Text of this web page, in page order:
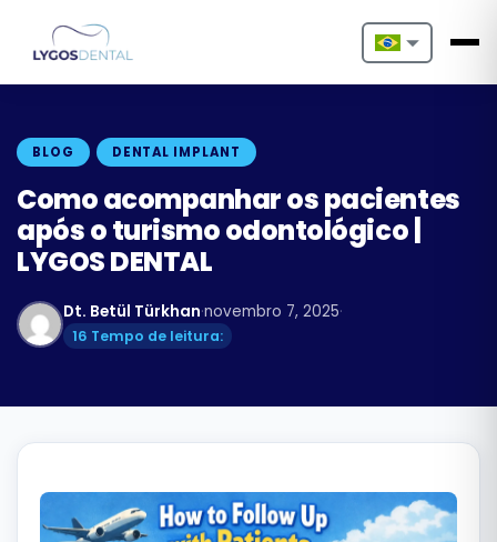
Nederlands
Français
Deutsch
Italiano
Български
BLOG DENTAL IMPLANT
Como acompanhar os pacientes
após o turismo odontológico |
LYGOS DENTAL
Dt. Betül Türkhan·novembro 7, 2025·
16 Tempo de leitura: